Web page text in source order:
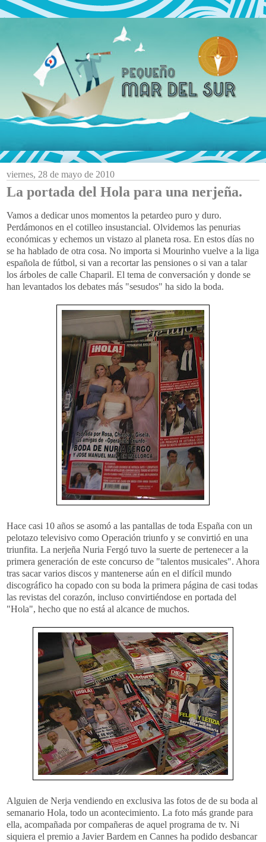
viernes, 28 de mayo de 2010
La portada del Hola para una nerjeña.
Vamos a dedicar unos momentos la petardeo puro y duro.
Perdámonos en el cotilleo insustancial. Olvidemos las penurias
económicas y echemos un vistazo al planeta rosa. En estos días no
se ha hablado de otra cosa. No importa si Mourinho vuelve a la liga
española de fútbol, si van a recortar las pensiones o si van a talar
los árboles de calle Chaparil. El tema de conversación y donde se
han levantados los debates más "sesudos" ha sido la boda.
Hace casi 10 años se asomó a las pantallas de toda España con un
pelotazo televisivo como Operación triunfo y se convirtió en una
triunfita. La nerjeña Nuria Fergó tuvo la suerte de pertenecer a la
primera generación de este concurso de "talentos musicales". Ahora
tras sacar varios discos y mantenerse aún en el difícil mundo
discográfico ha copado con su boda la primera página de casi todas
las revistas del corazón, incluso convirtiéndose en portada del
"Hola", hecho que no está al alcance de muchos.
Alguien de Nerja vendiendo en exclusiva las fotos de de su boda al
semanario Hola, todo un acontecimiento. La foto más grande para
ella, acompañada por compañeras de aquel programa de tv. Ni
siquiera el premio a Javier Bardem en Cannes ha podido desbancar